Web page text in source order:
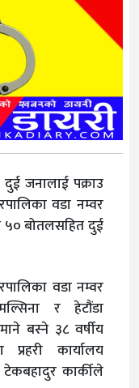
जनालाई पक्राउ
वडा नम्वर
५० बोतलसहित दुई
वडा नम्वर
र हेटौंडा
बस्ने ३८ वर्षीय
कार्यालय
टेकबहादुर कार्कीले